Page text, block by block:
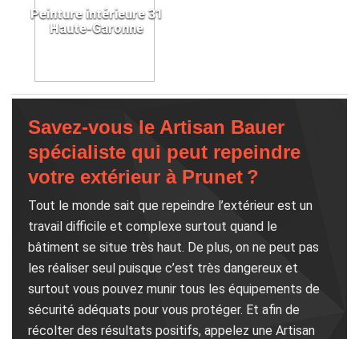
Peinture intérieure 31
Haute-Garonne
Savez-vous le Artisan Bauer
spécialiste qui peut repeindre
votre extérieur à Prunet ?
Tout le monde sait que repeindre l’extérieur est un
travail difficile et complexe surtout quand le
bâtiment se situe très haut. De plus, on ne peut pas
les réaliser seul puisque c’est très dangereux et
surtout vous pouvez munir tous les équipements de
sécurité adéquats pour vous protéger. Et afin de
récolter des résultats positifs, appelez une Artisan